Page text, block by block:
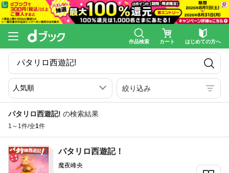
作品検索 カート はじめての方へ
絞り込み
パタリロ西遊記! の検索結果
1～1件/全1件
パタリロ西遊記！
魔夜峰央